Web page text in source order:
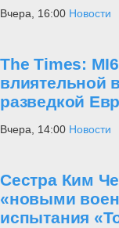
Вчера, 16:00 Новости
The Times:
влиятельной
разведкой
Вчера, 14:00 Новости
Сестра Ким
«новыми
испытания